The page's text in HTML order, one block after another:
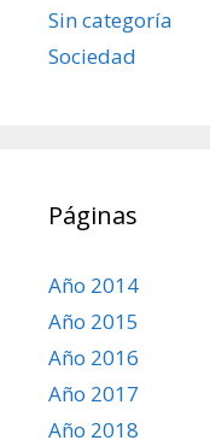
Sin categoría
Sociedad
Páginas
Año 2014
Año 2015
Año 2016
Año 2017
Año 2018